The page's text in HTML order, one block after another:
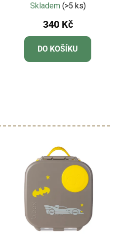
hodnocení
produktu
je
5,0
z
Skladem (>5 ks)
340 Kč
DO KOŠÍKU